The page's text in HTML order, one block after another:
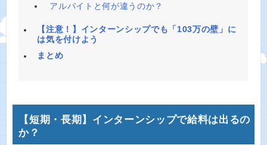
アルバイトと何が違うのか？
【注意！】インターンシップでも「103万の壁」に
は気を付けよう
まとめ
【短期・長期】インターンシップで給料は出るの
か？